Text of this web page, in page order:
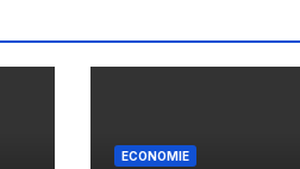
ECONOMIE